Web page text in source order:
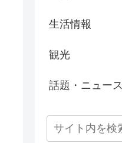
生活情報
観光
話題・ニュース